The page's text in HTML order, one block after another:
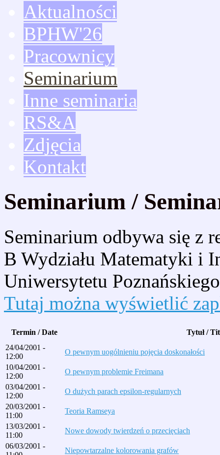
Aktualności
BPHW'26
Pracownicy
Seminarium
Inne seminaria
RS&A
Zdjęcia
Kontakt
Seminarium /
Seminarium odbywa się z
B Wydziału Matematyki i
Uniwersytetu
Tutaj można wyświetlić
Termin / Date
Tytuł /
24/04/2001 -
12:00
O pewnym uogólnieniu pojęcia doskonałości
10/04/2001 -
12:00
O pewnym problemie Freimana
03/04/2001 -
12:00
O dużych parach epsilon-regularnych
20/03/2001 -
11:00
Teoria Ramseya
13/03/2001 -
11:00
Nowe dowody twierdzeń o przecięciach
06/03/2001 -
Niepowtarzalne kolorowania grafów